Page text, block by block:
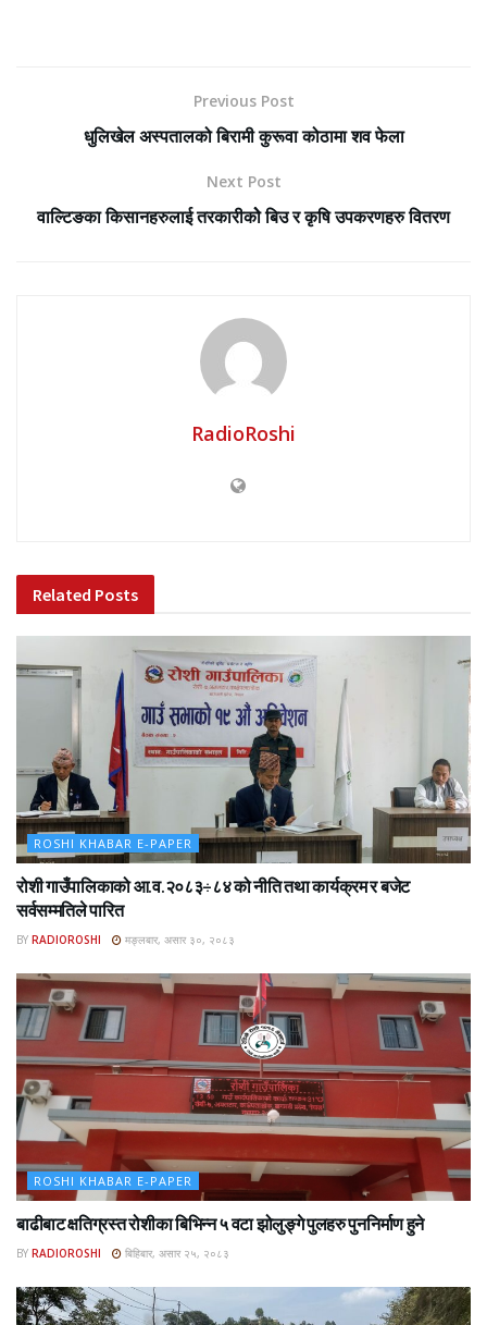
Previous Post
धुलिखेल अस्पतालको बिरामी कुरूवा कोठामा शव फेला
Next Post
वाल्टिङका किसानहरुलाई तरकारीकोे बिउ र कृषि उपकरणहरु वितरण
RadioRoshi
Related Posts
ROSHI KHABAR E-PAPER
रोशी गाउँपालिकाको आ.व.२०८३÷८४ को नीति तथा कार्यक्रम र बजेट
सर्वसम्मतिले पारित
BY RADIOROSHI मङ्लबार, असार ३०, २०८३
ROSHI KHABAR E-PAPER
बाढीबाट क्षतिग्रस्त रोशीका बिभिन्न ५ वटा झोलुङ्गे पुलहरु पुननिर्माण हुने
BY RADIOROSHI बिहिबार, असार २५, २०८३